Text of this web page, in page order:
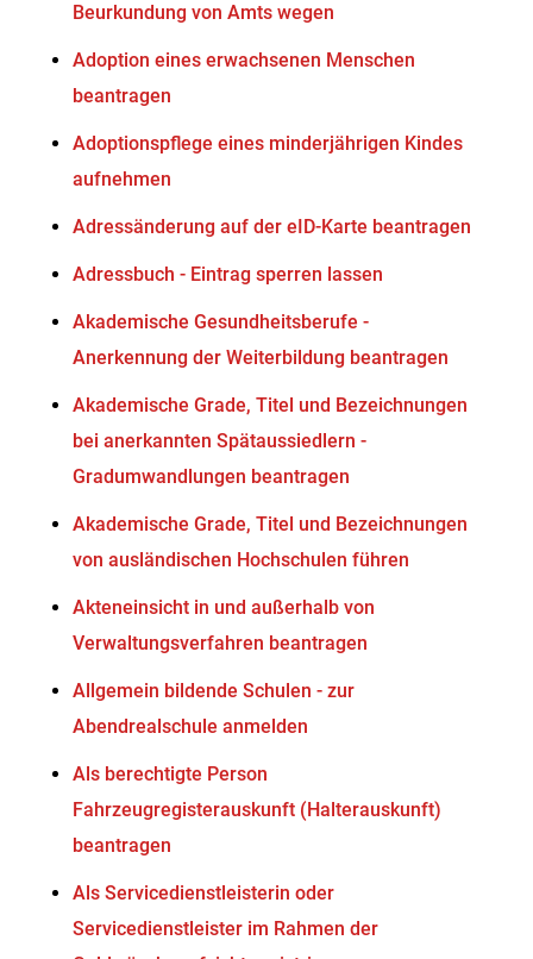
Beurkundung von Amts wegen
Adoption eines erwachsenen Menschen
beantragen
Adoptionspflege eines minderjährigen Kindes
aufnehmen
Adressänderung auf der eID-Karte beantragen
Adressbuch - Eintrag sperren lassen
Akademische Gesundheitsberufe -
Anerkennung der Weiterbildung beantragen
Akademische Grade, Titel und Bezeichnungen
bei anerkannten Spätaussiedlern -
Gradumwandlungen beantragen
Akademische Grade, Titel und Bezeichnungen
von ausländischen Hochschulen führen
Akteneinsicht in und außerhalb von
Verwaltungsverfahren beantragen
Allgemein bildende Schulen - zur
Abendrealschule anmelden
Als berechtigte Person
Fahrzeugregisterauskunft (Halterauskunft)
beantragen
Als Servicedienstleisterin oder
Servicedienstleister im Rahmen der